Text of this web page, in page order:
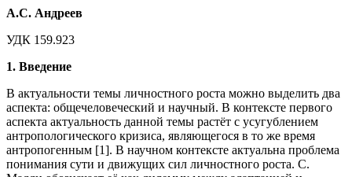
А.С. Андреев
УДК 159.923
1. Введение
В актуальности темы личностного роста можно выделить два
аспекта: общечеловеческий и научный. В контексте первого
аспекта актуальность данной темы растёт с усугублением
антропологического кризиса, являющегося в то же время
антропогенным [1]. В научном контексте актуальна проблема
понимания сути и движущих сил личностного роста. С.